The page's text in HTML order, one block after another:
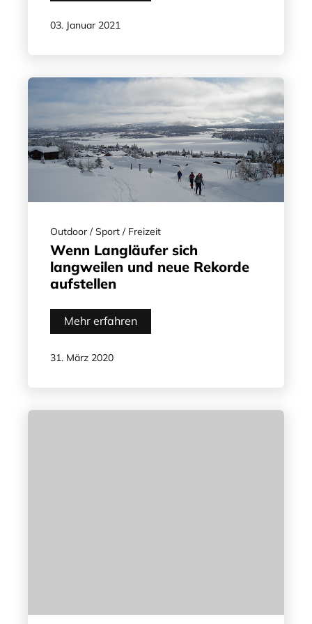
03. Januar 2021
Outdoor / Sport / Freizeit
Wenn Langläufer sich
langweilen und neue Rekorde
aufstellen
Mehr erfahren
31. März 2020